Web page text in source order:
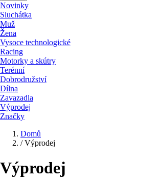
Novinky
Sluchátka
Muž
Žena
Vysoce technologické
Racing
Motorky a skútry
Terénní
Dobrodružství
Dílna
Zavazadla
Výprodej
Značky
Domů
/ Výprodej
Výprodej